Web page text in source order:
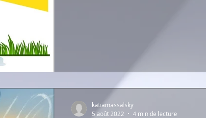
katiamassalsky
5 août 2022
4 min de lecture